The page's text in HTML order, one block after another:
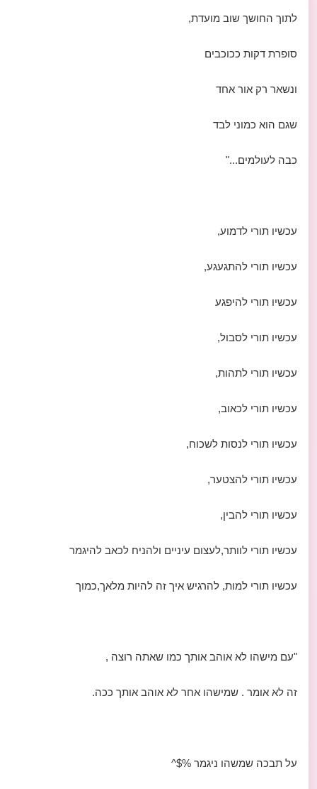
לתוך החושך שוב מועדת,
סופרת דקות ככוכבים
ונשאר רק אור אחד
שגם הוא כמוני לבד
כבה לעולמים..."
עכשיו תורי לדמוע,
עכשיו תורי להתגעגע,
עכשיו תורי להיפגע
עכשיו תורי לסבול,
עכשיו תורי לתהות,
עכשיו תורי לכאוב,
עכשיו תורי לנסות לשכוח,
עכשיו תורי להצטער,
עכשיו תורי להבין,
עכשיו תורי לוותר,לעצום עיניים ולהניח לכאב להיגמר
עכשיו תורי למות, להרגיש איך זה להיות מלאך,כמוך
"עם מישהו לא אוהב אותך כמו שאתה רוצה ,
זה לא אומר . שמישהו אחר לא אוהב אותך ככה.
על תבכה שמשהו ניגמר %$^